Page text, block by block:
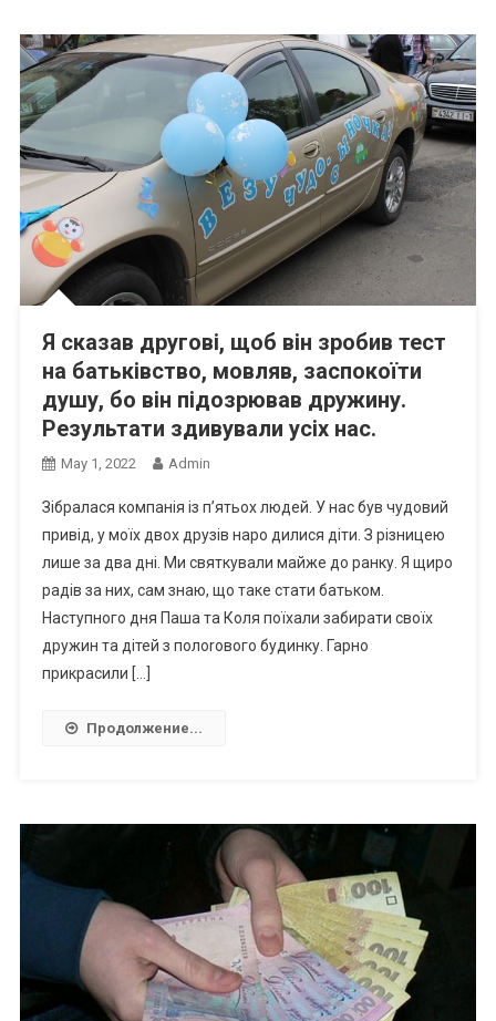
Я сказав другові, щоб він зробив тест
на батьківство, мовляв, заспокоїти
душу, бо він підозрював дружину.
Результати здивували усіх нас.
May 1, 2022 Admin
Зібралася компанія із п’ятьох людей. У нас був чудовий
привід, у моїх двох друзів наро дилися діти. З різницею
лише за два дні. Ми святкували майже до ранку. Я щиро
радів за них, сам знаю, що таке стати батьком.
Наступного дня Паша та Коля поїхали забирати своїх
дружин та дітей з полоrового будинку. Гарно
прикрасили […]
Продолжение...